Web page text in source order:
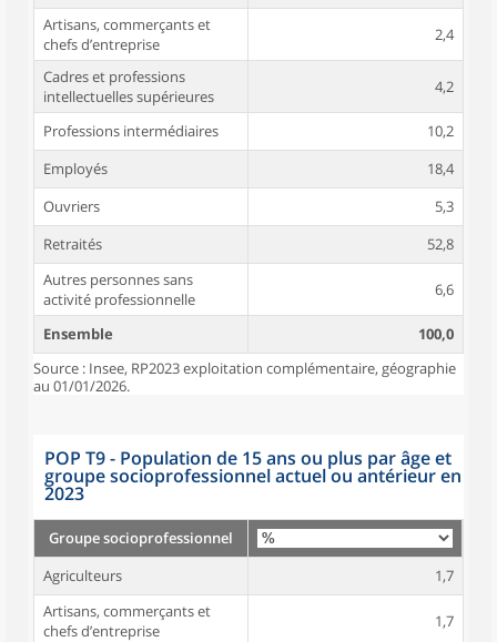
Artisans, commerçants et
chefs d’entreprise
2,4
Cadres et professions
intellectuelles supérieures
4,2
Professions intermédiaires
10,2
Employés
18,4
Ouvriers
5,3
Retraités
52,8
Autres personnes sans
activité professionnelle
6,6
Ensemble
100,0
Source : Insee, RP2023 exploitation complémentaire, géographie
au 01/01/2026.
POP T9 - Population de 15 ans ou plus par âge et
groupe socioprofessionnel actuel ou antérieur en
2023
Groupe socioprofessionnel
Agriculteurs
1,7
Artisans, commerçants et
chefs d’entreprise
1,7